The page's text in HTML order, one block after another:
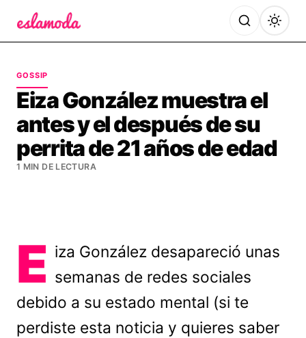
GOSSIP
Eiza González muestra el
antes y el después de su
perrita de 21 años de edad
1 MIN DE LECTURA
E iza González desapareció unas
semanas de redes sociales
debido a su estado mental (si te
perdiste esta noticia y quieres saber